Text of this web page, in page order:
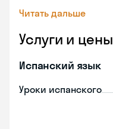
Читать дальше
Услуги и цены
Испанский язык
Уроки испанского